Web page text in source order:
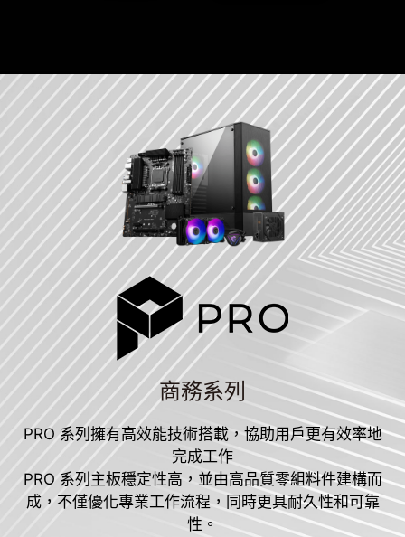
商務系列
PRO 系列擁有高效能技術搭載，協助用戶更有效率地
完成工作
PRO 系列主板穩定性高，並由高品質零組料件建構而
成，不僅優化專業工作流程，同時更具耐久性和可靠
性。